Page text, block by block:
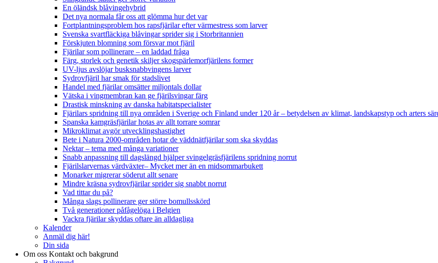
En öländsk blåvingehybrid
Det nya normala får oss att glömma hur det var
Fortplantningsproblem hos rapsfjärilar efter värmestress som larver
Svenska svartfläckiga blåvingar sprider sig i Storbritannien
Förskjuten blomning som försvar mot fjäril
Fjärilar som pollinerare – en laddad fråga
Färg, storlek och genetik skiljer skogspärlemorfjärilens former
UV-ljus avslöjar busksnabbvingens larver
Sydrovfjäril har smak för stadslivet
Handel med fjärilar omsätter miljontals dollar
Vätska i vingmembran kan ge fjärilsvingar färg
Drastisk minskning av danska habitatspecialister
Fjärilars spridning till nya områden i Sverige och Finland under 120 år– betydelsen av klimat, landskapstyp och arters
Spanska kamgräsfjärilar hotas av allt torrare somrar
Mikroklimat avgör utvecklingshastighet
Bete i Natura 2000-områden hotar de väddnätfjärilar som ska skyddas
Nektar – tema med många variationer
Snabb anpassning till dagslängd hjälper svingelgräsfjärilens spridning norrut
Fjärilslarvernas värdväxter– Mycket mer än en midsommarbukett
Monarker migrerar söderut allt senare
Mindre kräsna sydrovfjärilar sprider sig snabbt norrut
Vad tittar du på?
Många slags pollinerare ger större bomullsskörd
Två generationer påfågelöga i Belgien
Vackra fjärilar skyddas oftare än alldagliga
Kalender
Anmäl dig här!
Din sida
Om oss Kontakt och bakgrund